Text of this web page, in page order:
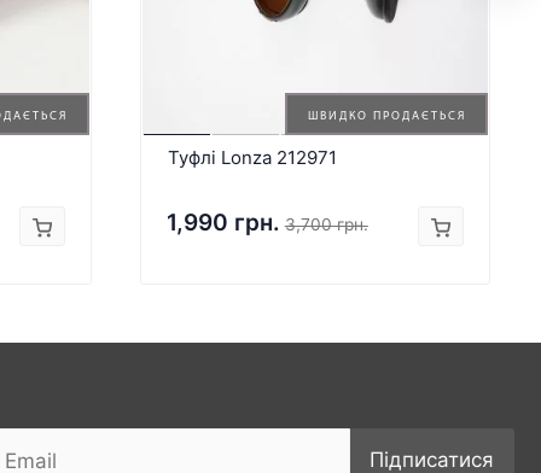
ШВИДКО ПРОДАЄТЬСЯ
Туфлі Lonza 212971
1,990 грн. 3,700 грн.
Підписатися